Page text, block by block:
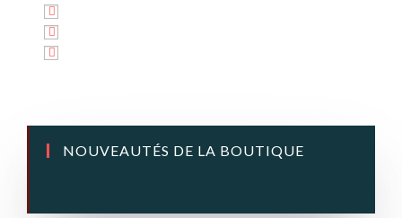
NOUVEAUTÉS DE LA BOUTIQUE